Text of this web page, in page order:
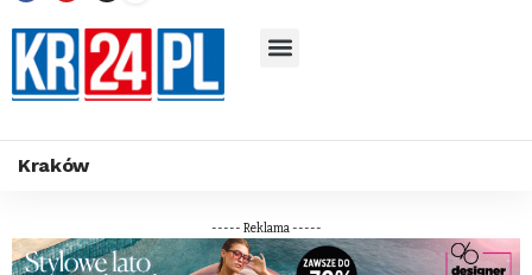
Kraków
----- Reklama -----